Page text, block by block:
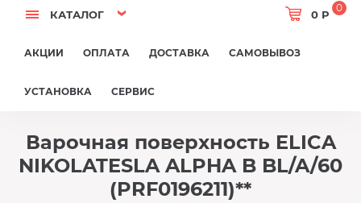
КАТАЛОГ 0 Р
0
АКЦИИ ОПЛАТА ДОСТАВКА САМОВЫВОЗ
УСТАНОВКА СЕРВИС
Варочная поверхность ELICA
NIKOLATESLA ALPHA B BL/A/60
(PRF0196211)**